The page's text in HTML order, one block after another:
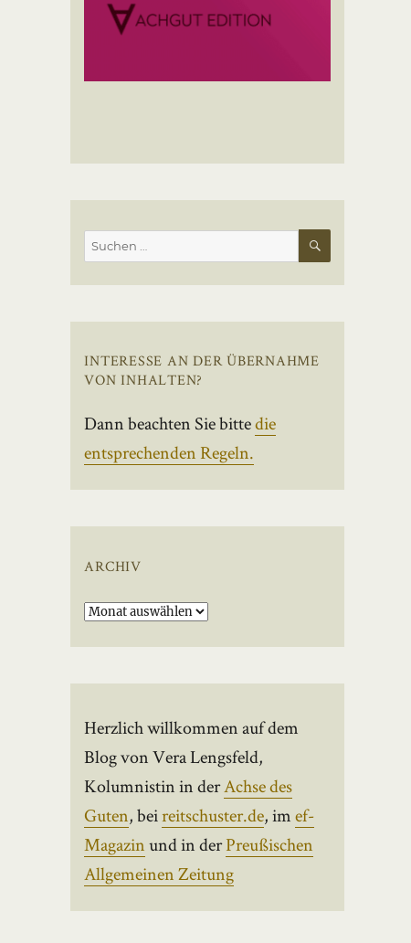
Suchen
SUCHEN
INTERESSE AN DER ÜBERNAHME
VON INHALTEN?
Dann beachten Sie bittedie
entsprechenden Regeln.
ARCHIV
Archiv
Herzlich willkommen auf dem
Blog von Vera Lengsfeld,
Kolumnistin in derAchse des
Guten, beireitschuster.de, imef-
Magazinund in derPreußischen
Allgemeinen Zeitung